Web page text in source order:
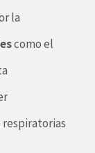
la
como el
respiratorias